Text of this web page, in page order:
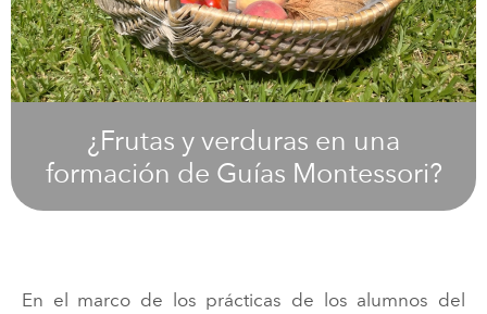
¿Frutas y verduras en una
formación de Guías Montessori?
En el marco de los prácticas de los alumnos del